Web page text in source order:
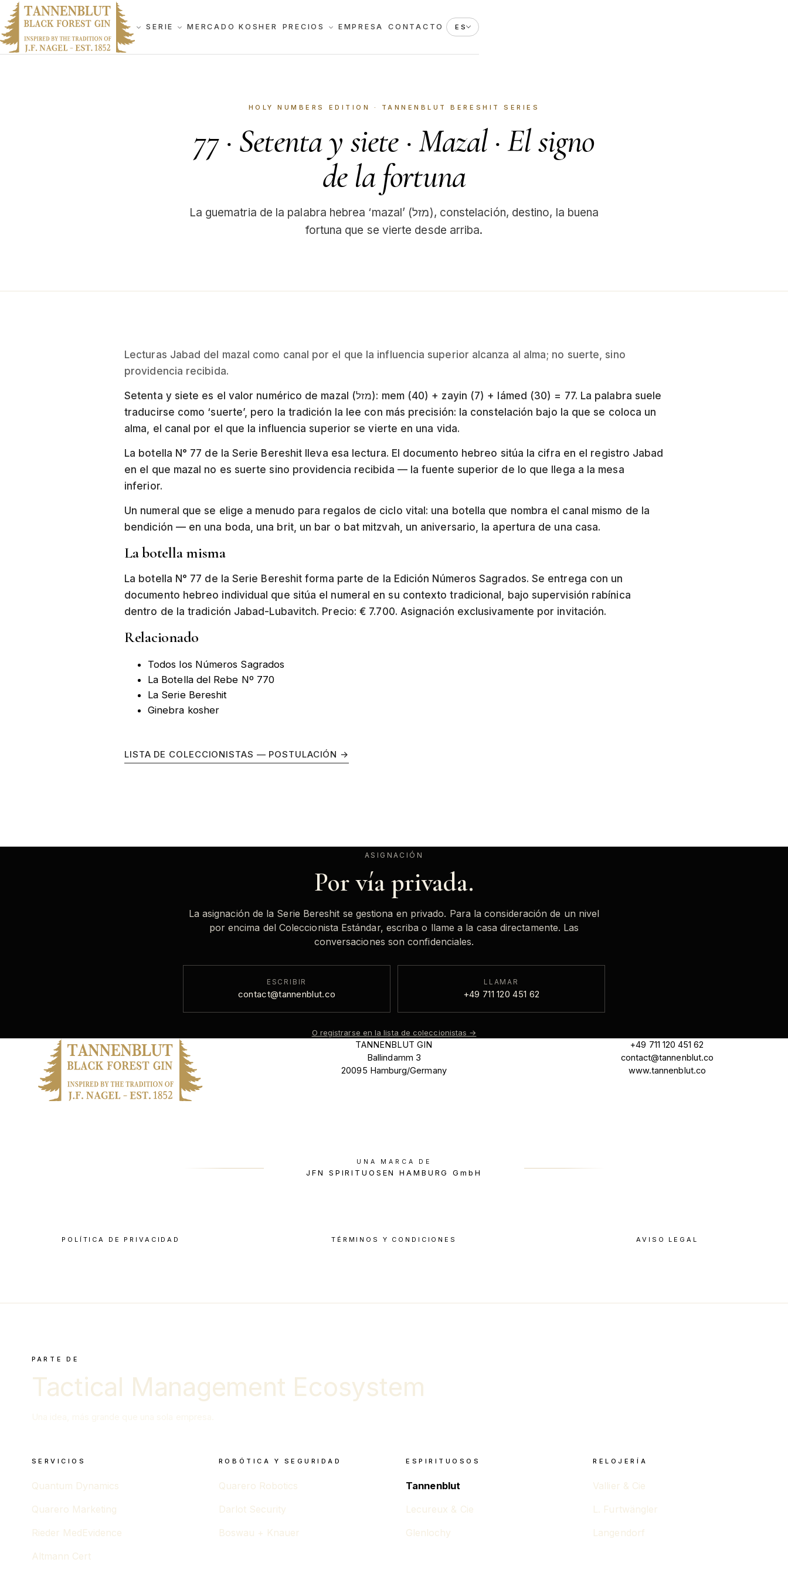
SERIE MERCADO KOSHER PRECIOS EMPRESA CONTACTO ES
HOLY NUMBERS EDITION · TANNENBLUT BERESHIT SERIES
77· Setenta y siete · Mazal · El signo
de la fortuna
La guematria de la palabra hebrea ‘mazal’ (מזל), constelación, destino, la buena
fortuna que se vierte desde arriba.
Lecturas Jabad del mazal como canal por el que la influencia superior alcanza al alma; no suerte, sino
providencia recibida.
Setenta y siete es el valor numérico de mazal (מזל): mem (40) + zayin (7) + lámed (30) = 77. La palabra suele
traducirse como ‘suerte’, pero la tradición la lee con más precisión: la constelación bajo la que se coloca un
alma, el canal por el que la influencia superior se vierte en una vida.
La botella N° 77 de la Serie Bereshit lleva esa lectura. El documento hebreo sitúa la cifra en el registro Jabad
en el que mazal no es suerte sino providencia recibida — la fuente superior de lo que llega a la mesa
inferior.
Un numeral que se elige a menudo para regalos de ciclo vital: una botella que nombra el canal mismo de la
bendición — en una boda, una brit, un bar o bat mitzvah, un aniversario, la apertura de una casa.
La botella misma
La botella N° 77 de la Serie Bereshit forma parte de la Edición Números Sagrados. Se entrega con un
documento hebreo individual que sitúa el numeral en su contexto tradicional, bajo supervisión rabínica
dentro de la tradición Jabad-Lubavitch. Precio: € 7.700. Asignación exclusivamente por invitación.
Relacionado
Todos los Números Sagrados
La Botella del Rebe Nº 770
La Serie Bereshit
Ginebra kosher
LISTA DE COLECCIONISTAS — POSTULACIÓN →
ASIGNACIÓN
Por vía privada.
La asignación de la Serie Bereshit se gestiona en privado. Para la consideración de un nivel
por encima del Coleccionista Estándar, escriba o llame a la casa directamente. Las
conversaciones son confidenciales.
ESCRIBIR
contact@tannenblut.co
LLAMAR
+49 711 120 451 62
O registrarse en la lista de coleccionistas →
TANNENBLUT GIN
Ballindamm 3
20095 Hamburg/Germany
+49 711 120 451 62
contact@tannenblut.co
www.tannenblut.co
UNA MARCA DE
JFN SPIRITUOSEN HAMBURG GmbH
POLÍTICA DE PRIVACIDAD TÉRMINOS Y CONDICIONES AVISO LEGAL
PARTE DE
Tactical Management Ecosystem
SERVICIOS
Quantum Dynamics
Quarero Marketing
Rieder MedEvidence
Altmann Cert
ROBÓTICA Y SEGURIDAD
Quarero Robotics
Darlot Security
Boswau + Knauer
ESPIRITUOSOS
Tannenblut
Lecureux & Cie
Glenlochy
RELOJERÍA
Vallier & Cie
L. Furtwängler
Langendorf